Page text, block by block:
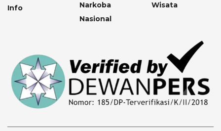
Info
Narkoba
Nasional
Wisata